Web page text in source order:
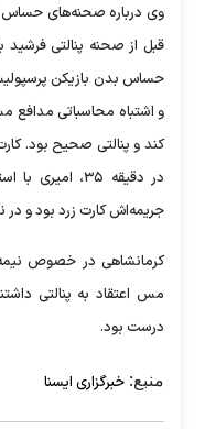
قبل از صحنه پنالتی فرشید
حساس بدن بازیکن
و اشتباه محاسباتی
در دقیقه ۳۵،
جریمه‌اش کارت زرد بود و در
مس اعتقاد به پنالتی
درست بود.
منبع: خبرگزاری ایسنا